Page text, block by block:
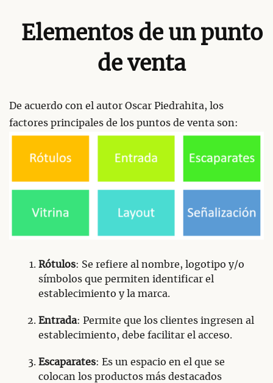
Elementos de un punto
de venta
De acuerdo con el autor Oscar Piedrahita, los
factores principales de los puntos de venta son:
Rótulos: Se refiere al nombre, logotipo y/o
símbolos que permiten identificar el
establecimiento y la marca.
Entrada: Permite que los clientes ingresen al
establecimiento, debe facilitar el acceso.
Escaparates: Es un espacio en el que se
colocan los productos más destacados